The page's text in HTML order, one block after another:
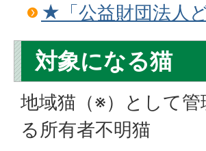
★「公益財団法人
対象になる猫
地域猫（※）として
る所有者不明猫